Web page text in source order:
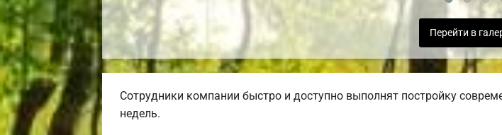
Перейти в
Сотрудники компании быстро и доступно выполнят постройку
недель.